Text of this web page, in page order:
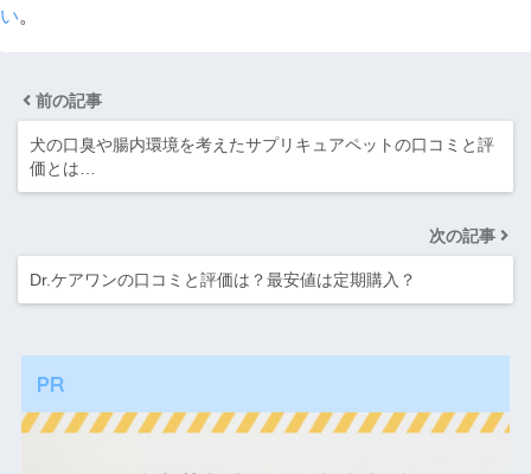
い。
前の記事
犬の口臭や腸内環境を考えたサプリキュアペットの口コミと評
価とは…
次の記事
Dr.ケアワンの口コミと評価は？最安値は定期購入？
PR